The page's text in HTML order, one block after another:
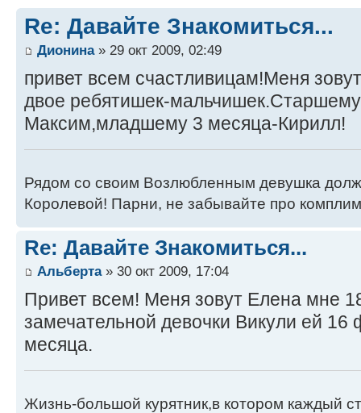
Re: Давайте Знакомиться...
Дионина» 29 окт 2009, 02:49
привет всем счастливицам!Меня
двое ребятишек-
Максим,младшему 3 месяца-Кирилл!
Рядом со своим Возлюбленным девушка
Королевой! Парни, не забывайте про
Re: Давайте Знакомиться...
Альберта» 30 окт 2009, 17:04
Привет всем! Меня зовут Елена мне
замечательной девочки Викули ей 16
месяца.
Жизнь-большой курятник,в котором каждый